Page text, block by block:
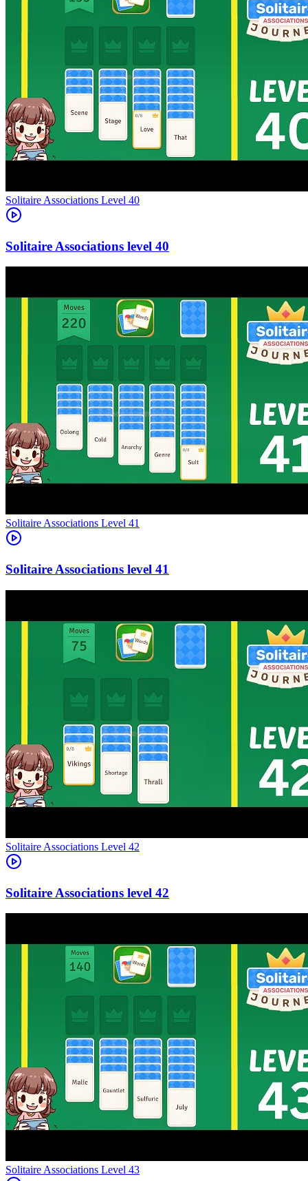
Level 40
40
Level 41
41
Level 42
42
Level 43